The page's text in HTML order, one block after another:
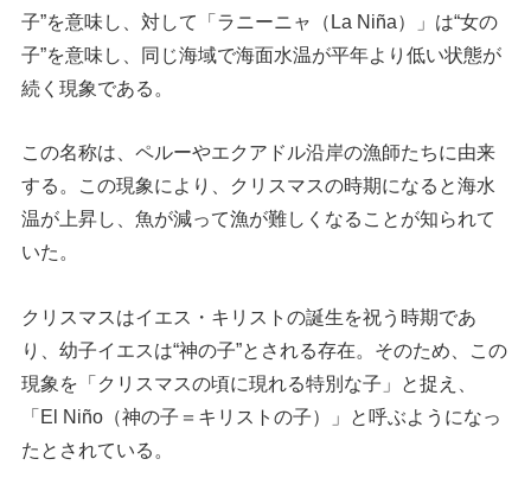
子”を意味し、対して「ラニーニャ（La Niña）」は“女の
子”を意味し、同じ海域で海面水温が平年より低い状態が
続く現象である。
この名称は、ペルーやエクアドル沿岸の漁師たちに由来
する。この現象により、クリスマスの時期になると海水
温が上昇し、魚が減って漁が難しくなることが知られて
いた。
クリスマスはイエス・キリストの誕生を祝う時期であ
り、幼子イエスは“神の子”とされる存在。そのため、この
現象を「クリスマスの頃に現れる特別な子」と捉え、
「El Niño（神の子＝キリストの子）」と呼ぶようになっ
たとされている。